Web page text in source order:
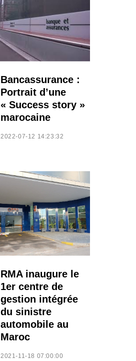
Bancassurance :
Portrait d’une
« Success story »
marocaine
2022-07-12 14:23:32
RMA inaugure le
1er centre de
gestion intégrée
du sinistre
automobile au
Maroc
2021-11-18 07:00:00